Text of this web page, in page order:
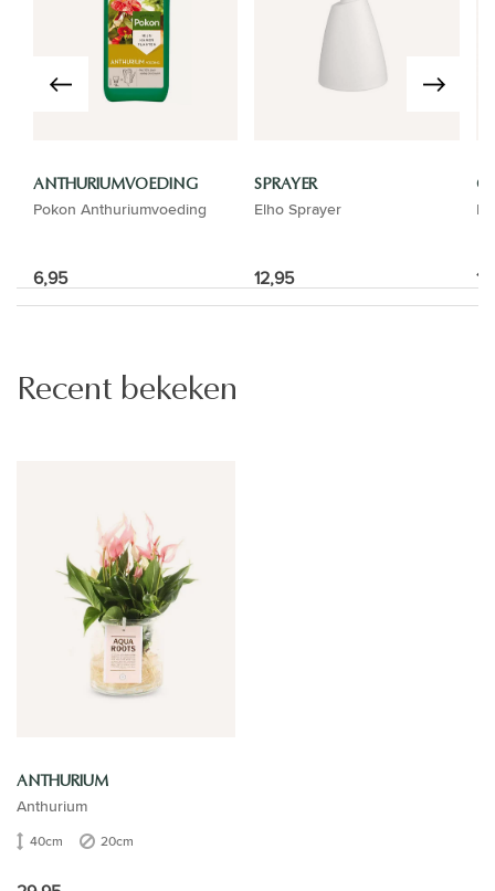
ANTHURIUMVOEDING
Pokon Anthuriumvoeding
6,95
SPRAYER
Elho Sprayer
12,95
Recent bekeken
ANTHURIUM
Anthurium
40cm 20cm